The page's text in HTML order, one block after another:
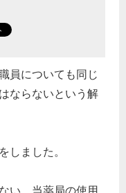
員についても同じ
ならないという解
しました。